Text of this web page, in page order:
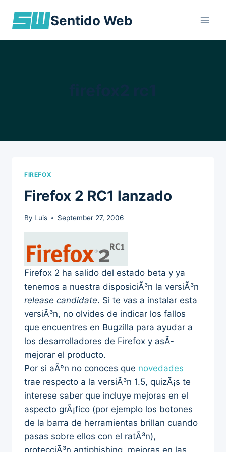
Sentido Web
FIREFOX
Firefox 2 RC1 lanzado
By Luis September 27, 2006
Firefox 2 ha salido del estado beta y ya
tenemos a nuestra disposiciÃ³n la versiÃ³n
release candidate. Si te vas a instalar esta
versiÃ³n, no olvides de indicar los fallos
que encuentres en Bugzilla para ayudar a
los desarrolladores de Firefox y asÃ­
mejorar el producto.
Por si aÃºn no conoces que novedades
trae respecto a la versiÃ³n 1.5, quizÃ¡s te
interese saber que incluye mejoras en el
aspecto grÃ¡fico (por ejemplo los botones
de la barra de herramientas brillan cuando
pasas sobre ellos con el ratÃ³n),